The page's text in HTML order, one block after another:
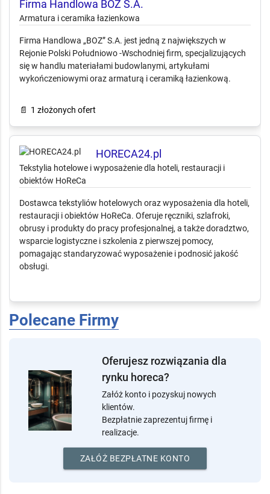
Firma Handlowa BOZ S.A.
Armatura i ceramika łazienkowa
Firma Handlowa „BOZ” S.A. jest jedną z największych w
Rejonie Polski Południowo -Wschodniej firm, specjalizujących
📄 1 złożonych ofert
HORECA24.pl
Tekstylia hotelowe i wyposażenie dla hoteli, restauracji i
obiektów HoReCa
Dostawca tekstyliów hotelowych oraz wyposażenia dla hoteli,
restauracji i obiektów HoReCa. Oferuje ręczniki, szlafroki,
pomagając standaryzować wyposażenie i podnosić jakość
obsługi.
Polecane Firmy
Oferujesz rozwiązania dla
rynku horeca?
klientów.